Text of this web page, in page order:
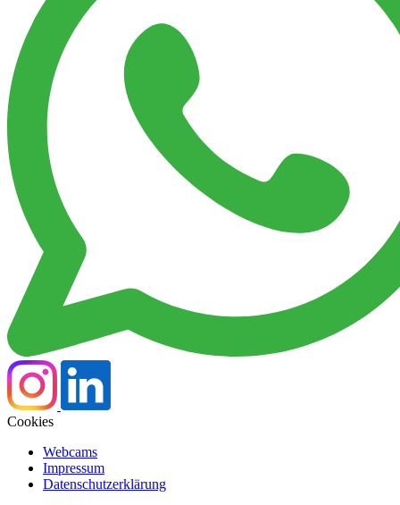
Cookies
Webcams
Impressum
Datenschutzerklärung